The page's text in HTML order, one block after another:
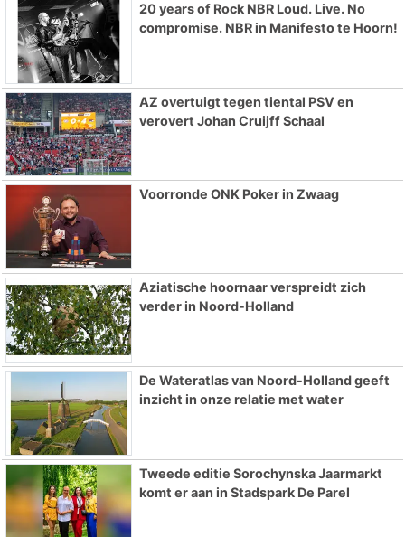
20 years of Rock NBR Loud. Live. No
compromise. NBR in Manifesto te Hoorn!
AZ overtuigt tegen tiental PSV en
verovert Johan Cruijff Schaal
Voorronde ONK Poker in Zwaag
Aziatische hoornaar verspreidt zich
verder in Noord-Holland
De Wateratlas van Noord-Holland geeft
inzicht in onze relatie met water
Tweede editie Sorochynska Jaarmarkt
komt er aan in Stadspark De Parel